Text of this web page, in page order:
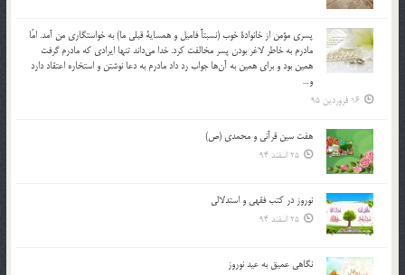
پسري مؤمن از خانوادة خوب (نسبتاً فاميل و همساية قبلي ما) به خواستگاري من آمد. امّا
مادرم به خاطر لاغر بودن پسر مخالفت كرد. خدا مي‌داند تنها ايرادي كه مادرم گرفت
همين بود و براي همين به آن‌ها جواب رد داد مادرم به دعا نوشتن و استخاره اعتقاد دارد
و…
16 فروردین 95
هفت سین قرآنی و محمدی (ص)
25 اسفند 94
نوروز در كتب فقهى و استدلالى‏
25 اسفند 94
نگاهى عميق به عيد نوروز